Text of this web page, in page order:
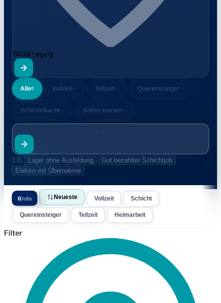
Alle0 Vollzeit Teilzeit Quereinsteiger
Schicht/Nacht Sofort starten
z.B. Lager ohne Ausbildung
Gut bezahlter Schichtjob
Elektro mit Übernahme
Gastronomie 04109 Leipzig
0Jobs Neueste Vollzeit Schicht
Quereinsteiger Teilzeit Heimarbeit
Filter